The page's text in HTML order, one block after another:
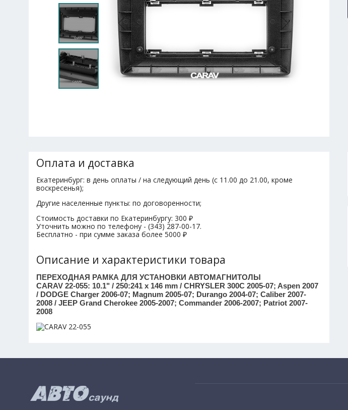
Оплата и доставка
Екатеринбург: в день оплаты / на следующий день (с 11.00 до 21.00, кроме
воскресенья);
Другие населенные пункты: по договоренности;
Стоимость доставки по Екатеринбургу: 300 ₽
Уточнить можно по телефону - (343) 287-00-17.
Бесплатно - при сумме заказа более 5000 ₽
Описание и характеристики товара
ПЕРЕХОДНАЯ РАМКА ДЛЯ УСТАНОВКИ АВТОМАГНИТОЛЫ
CARAV 22-055: 10.1" / 250:241 x 146 mm / CHRYSLER 300C 2005-07; Aspen 2007
/ DODGE Charger 2006-07; Magnum 2005-07; Durango 2004-07; Caliber 2007-
2008 / JEEP Grand Cherokee 2005-2007; Commander 2006-2007; Patriot 2007-
2008